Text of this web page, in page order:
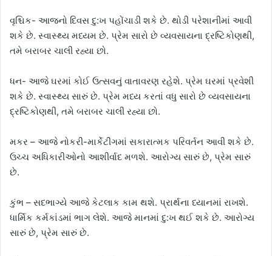
વૃશ્ચિક- આજનો દિવસ દુ:ખ પહોંચાડી શકે છે. થોડી પરેશાનીમાં આવી
શકે છે. સ્વાસ્થ્ય મધ્યમ છે. પ્રેમ સારો છે વ્યવસાયના દ્રષ્ટિકોણથી,
તમે બરાબર ચાલી રહ્યા છો.
ધન- આજે ઘરમાં કોઈ ઉત્સવનું વાતાવરણ રહેશે. પ્રેમ ઘરમાં પ્રવેશી
શકે છે. સ્વાસ્થ્ય સારું છે. પ્રેમ મધ્ય કરતાં વધુ સારો છે વ્યવસાયના
દ્રષ્ટિકોણથી, તમે બરાબર ચાલી રહ્યા છો.
મકર – આજે નોકરી-માર્કેટીંગમાં સકારાત્મક પરિવર્તન આવી શકે છે.
ઉચ્ચ અધિકારીઓનો આશીર્વાદ મળશે. આરોગ્ય સારું છે, પ્રેમ સારું
છે.
કુંભ – સદભાગ્યે આજે કેટલાક કામ થશે. પ્રાર્થના ધ્યાનમાં રાખશે.
ધાર્મિક કર્મકાંડમાં ભાગ લેશે. આજે માનમાં દુ:ખ થઈ શકે છે. આરોગ્ય
સારું છે, પ્રેમ સારું છે.